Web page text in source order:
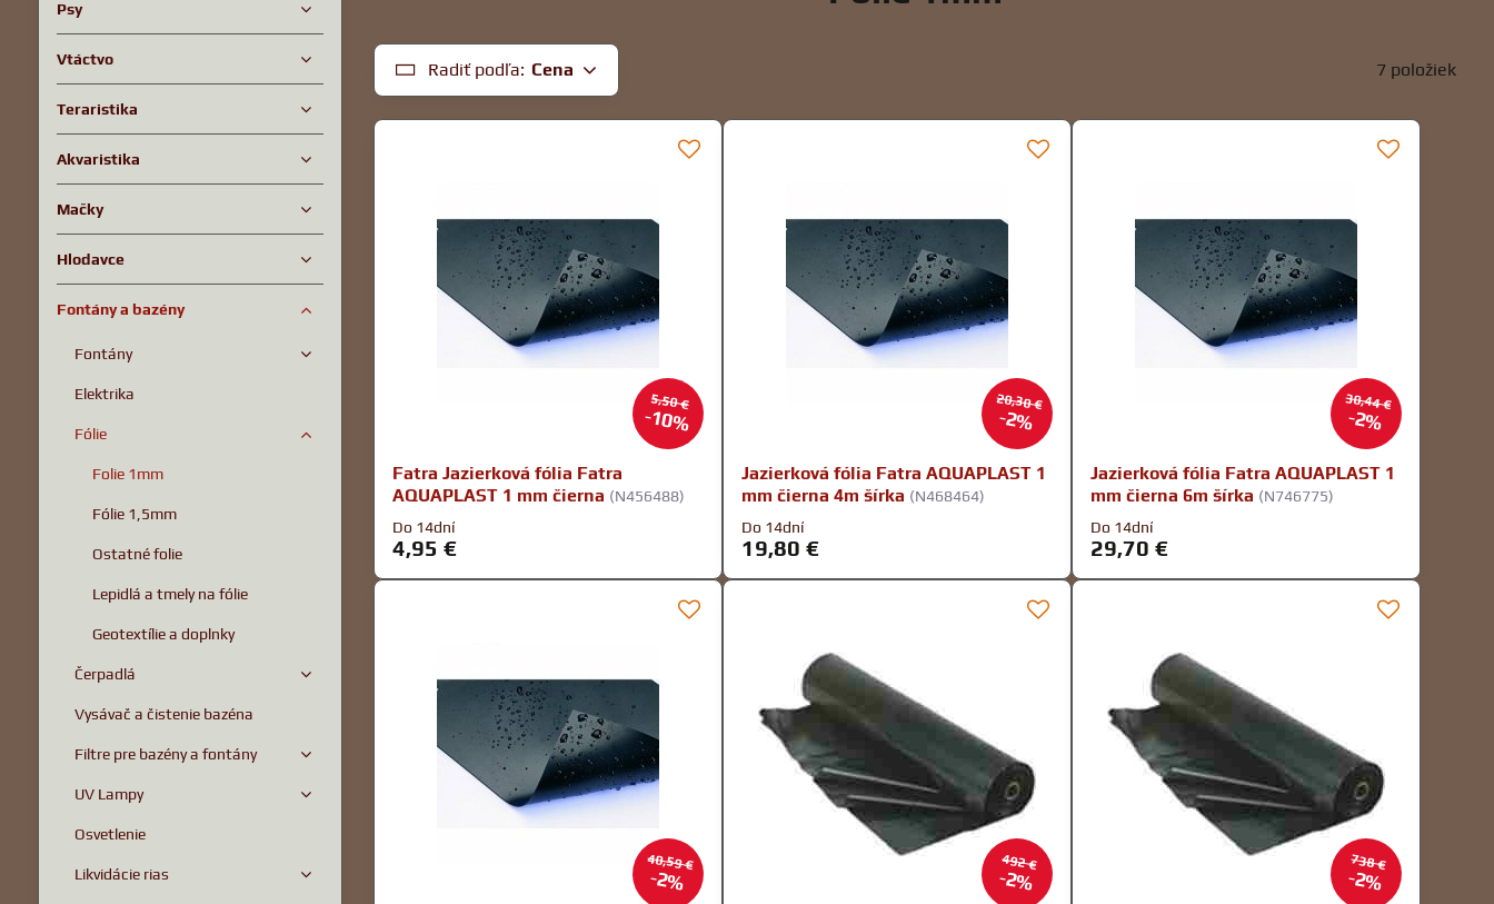
Radiť podľa: Cena 7 položiek
5,50 €
10%
Fatra Jazierková fólia Fatra
AQUAPLAST 1 mm čierna (N456488)
Do 14dní
4,95 €
20,30 €
2%
Jazierková fólia Fatra AQUAPLAST 1
mm čierna 4m šírka (N468464)
Do 14dní
19,80 €
30,44 €
2%
Jazierková fólia Fatra AQUAPLAST 1
mm čierna 6m šírka (N746775)
Do 14dní
29,70 €
40,59 €
2%
492 €
2%
738 €
2%
Psy
Vtáctvo
Teraristika
Akvaristika
Mačky
Hlodavce
Fontány a bazény
Fontány
Elektrika
Fólie
Folie 1mm
Fólie 1,5mm
Ostatné folie
Lepidlá a tmely na fólie
Geotextílie a doplnky
Čerpadlá
Vysávač a čistenie bazéna
Filtre pre bazény a fontány
UV Lampy
Osvetlenie
Likvidácie rias